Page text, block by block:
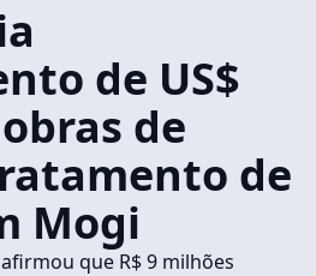
de US$
de
de
Mogi
que R$ 9 milhões